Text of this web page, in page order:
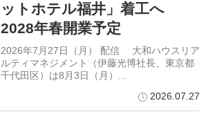
ットホテル福井」着工へ
2028年春開業予定
2026年7月27日（月） 配信 大和ハウスリア
ルティマネジメント（伊藤光博社長、東京都
千代田区）は8月3日（月）...
2026.07.27